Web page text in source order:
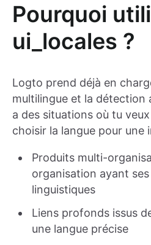
Pourquoi
ui_locales ?
Logto prend déjà en
multilingue et la détection
a des situations où tu
choisir la langue pour une
Produits multi-
organisation ayant
linguistiques
Liens profonds issus
une langue précise